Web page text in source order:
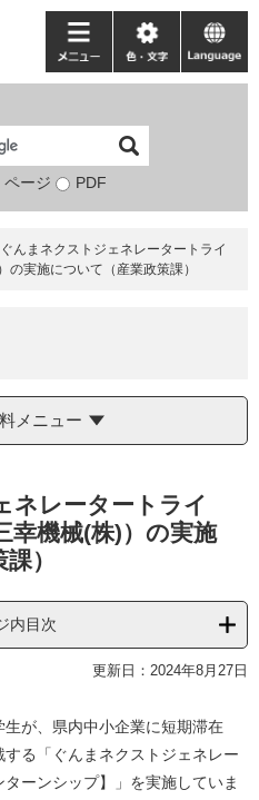
検
象
ページ PDF
メ
ニ
ー
色・
文
language
ぐんまネクストジェネレータートライ
の実施について（産業政策課）
メニュー
ネレータートライ
幸機械(株)）の実施
）
内目次
更新日：2024年8月27日
が、県内中小企業に短期滞在
る「ぐんまネクストジェネレー
ーンシップ】」を実施していま